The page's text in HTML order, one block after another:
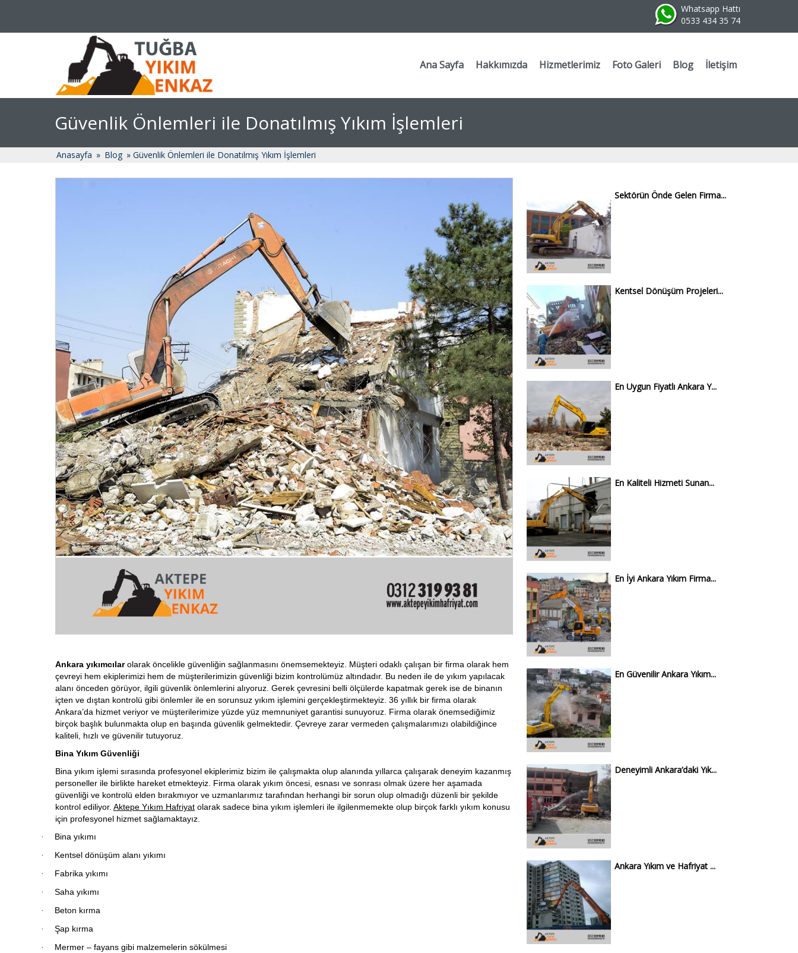
Whatsapp Hattı
0533 434 35 74
Ana Sayfa Hakkımızda Hizmetlerimiz Foto Galeri Blog İletişim
Güvenlik Önlemleri ile Donatılmış Yıkım İşlemleri
Anasayfa » Blog » Güvenlik Önlemleri ile Donatılmış Yıkım İşlemleri
Ankara yıkımcılarolarak öncelikle güvenliğin sağlanmasını önemsemekteyiz. Müşteri odaklı çalışan bir firma olarak hem
çevreyi hem ekiplerimizi hem de müşterilerimizin güvenliği bizim kontrolümüz altındadır. Bu neden ile de yıkım yapılacak
alanı önceden görüyor, ilgili güvenlik önlemlerini alıyoruz. Gerek çevresini belli ölçülerde kapatmak gerek ise de binanın
içten ve dıştan kontrolü gibi önlemler ile en sorunsuz yıkım işlemini gerçekleştirmekteyiz. 36 yıllık bir firma olarak
Ankara’da hizmet veriyor ve müşterilerimize yüzde yüz memnuniyet garantisi sunuyoruz. Firma olarak önemsediğimiz
birçok başlık bulunmakta olup en başında güvenlik gelmektedir. Çevreye zarar vermeden çalışmalarımızı olabildiğince
kaliteli, hızlı ve güvenilir tutuyoruz.
Bina Yıkım Güvenliği
Bina yıkım işlemi sırasında profesyonel ekiplerimiz bizim ile çalışmakta olup alanında yıllarca çalışarak deneyim kazanmış
personeller ile birlikte hareket etmekteyiz. Firma olarak yıkım öncesi, esnası ve sonrası olmak üzere her aşamada
güvenliği ve kontrolü elden bırakmıyor ve uzmanlarımız tarafından herhangi bir sorun olup olmadığı düzenli bir şekilde
kontrol ediliyor. Aktepe Yıkım Hafriyat olarak sadece bina yıkım işlemleri ile ilgilenmemekte olup birçok farklı yıkım konusu
için profesyonel hizmet sağlamaktayız.
· Bina yıkımı
· Kentsel dönüşüm alanı yıkımı
· Fabrika yıkımı
· Saha yıkımı
· Beton kırma
· Şap kırma
· Mermer – fayans gibi malzemelerin sökülmesi
Sektörün Önde Gelen Firma...
Kentsel Dönüşüm Projeleri...
En Uygun Fiyatlı Ankara Y...
En Kaliteli Hizmeti Sunan...
En İyi Ankara Yıkım Firma...
En Güvenilir Ankara Yıkım...
Deneyimli Ankara’daki Yık...
Ankara Yıkım ve Hafriyat ...